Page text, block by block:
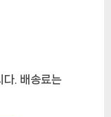
다. 배송료는